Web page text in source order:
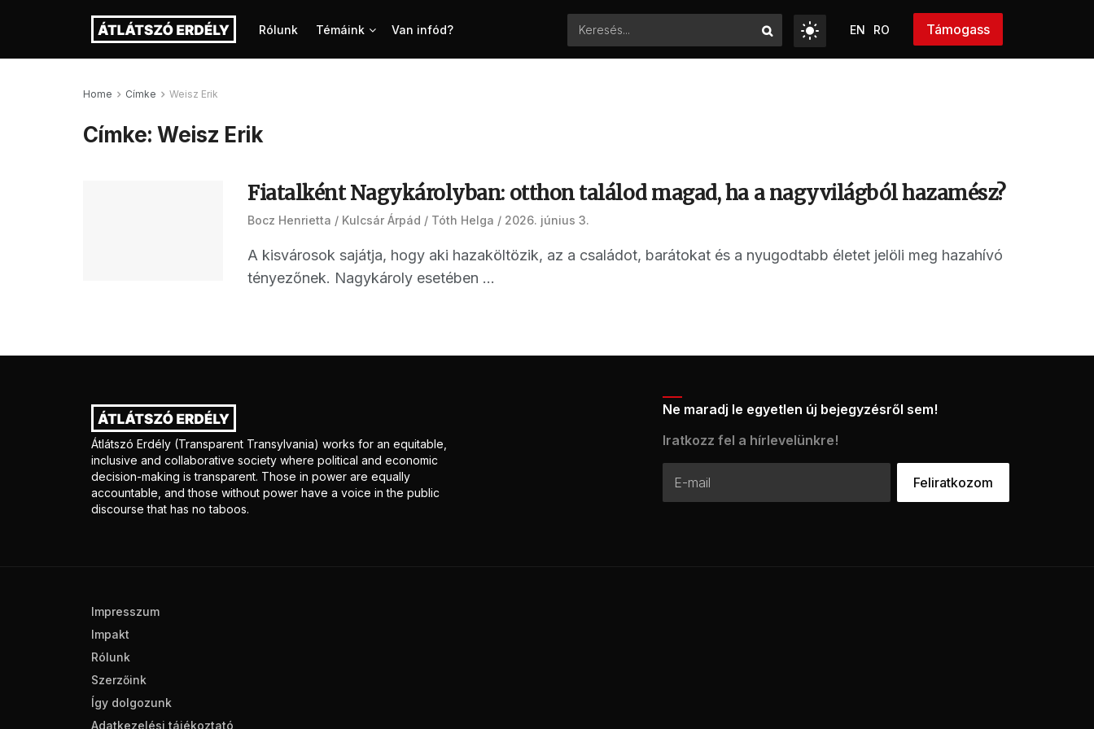
Rólunk Témáink Van infód? EN RO Támogass
Home Címke Weisz Erik
Címke:Weisz Erik
Fiatalként Nagykárolyban: otthon találod magad, ha a nagyvilágból hazamész?
Bocz Henrietta Kulcsár Árpád Tóth Helga 2026. június 3.
A kisvárosok sajátja, hogy aki hazaköltözik, az a családot, barátokat és a nyugodtabb életet jelöli meg hazahívó
tényezőnek. Nagykároly esetében ...
Átlátszó Erdély (Transparent Transylvania) works for an equitable,
inclusive and collaborative society where political and economic
decision-making is transparent. Those in power are equally
accountable, and those without power have a voice in the public
discourse that has no taboos.
Ne maradj le egyetlen új bejegyzésről sem!
Iratkozz fel a hírlevelünkre!
Impresszum
Impakt
Rólunk
Szerzőink
Így dolgozunk
Adatkezelési tájékoztató